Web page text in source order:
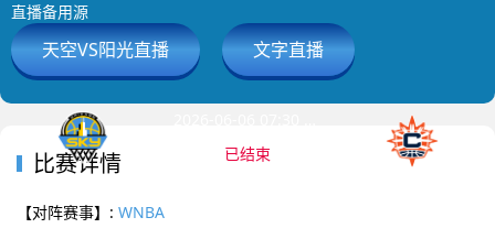
已结束
直播备用源
天空VS阳光直播 文字直播
比赛详情
【对阵赛事】: WNBA